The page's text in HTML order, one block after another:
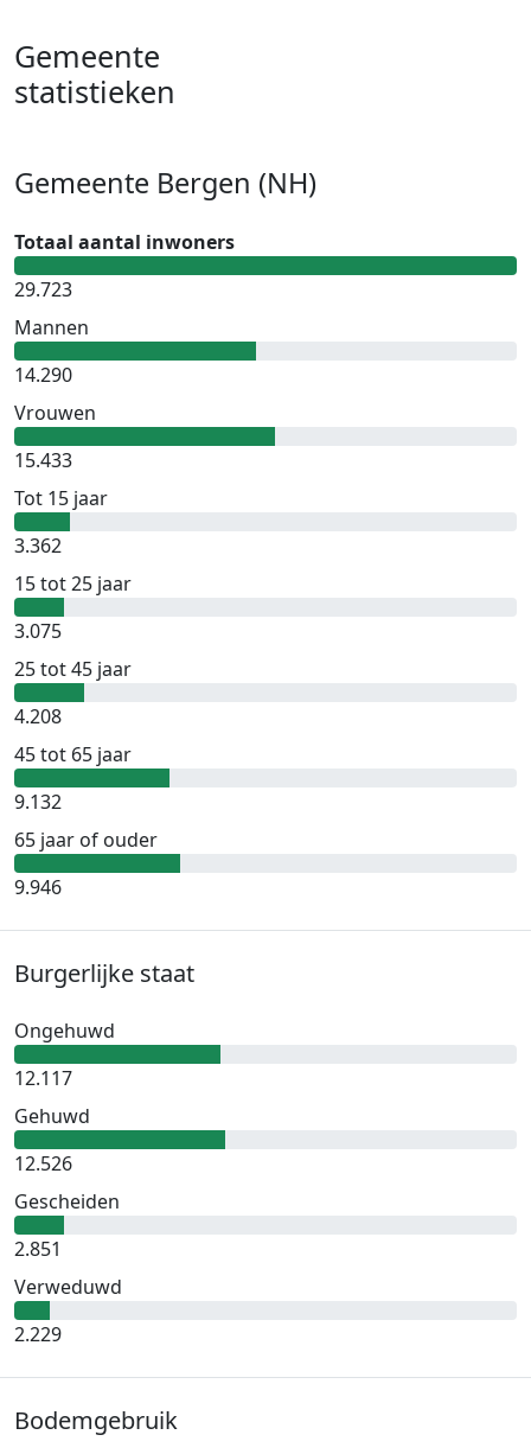
Gemeente
statistieken
Gemeente Bergen (NH)
Totaal aantal inwoners
29.723
Mannen
14.290
Vrouwen
15.433
Tot 15 jaar
3.362
15 tot 25 jaar
3.075
25 tot 45 jaar
4.208
45 tot 65 jaar
9.132
65 jaar of ouder
9.946
Burgerlijke staat
Ongehuwd
12.117
Gehuwd
12.526
Gescheiden
2.851
Verweduwd
2.229
Bodemgebruik